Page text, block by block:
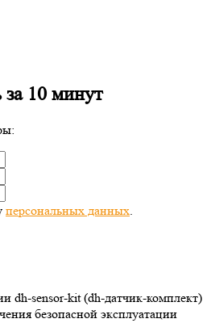
за 10 минут
персональных данных
dh-sensor-kit (dh-датчик-комплект)
безопасной эксплуатации